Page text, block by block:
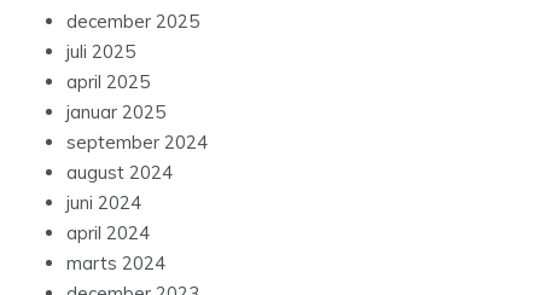
december 2025
juli 2025
april 2025
januar 2025
september 2024
august 2024
juni 2024
april 2024
marts 2024